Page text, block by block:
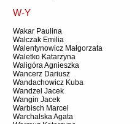
W-Y
Wakar Paulina
Walczak Emilia
Walentynowicz Małgorzata
Waletko Katarzyna
Waligóra Agnieszka
Wancerz Dariusz
Wandachowicz Kuba
Wandzel Jacek
Wangin Jacek
Warbisch Marcel
Warchalska Agata